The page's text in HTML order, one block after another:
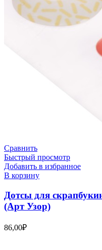
Сравнить
Быстрый просмотр
Добавить в избранное
В корзину
Дотсы для
(Арт Узор)
86,00₽